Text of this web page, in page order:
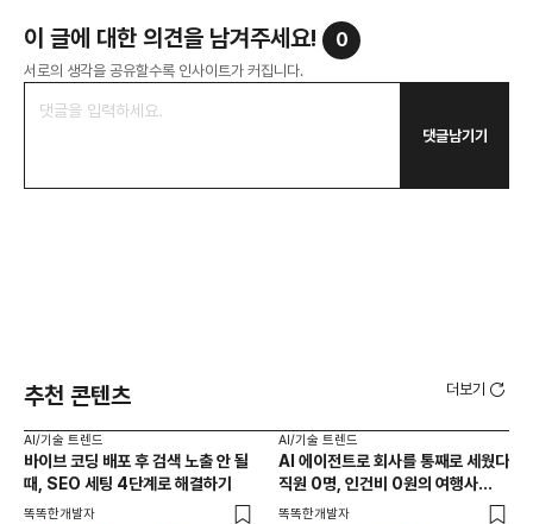
이 글에 대한 의견을 남겨주세요! 0
서로의 생각을 공유할수록 인사이트가 커집니다.
댓글남기기
추천 콘텐츠 더보기
AI/기술 트렌드
바이브 코딩 배포 후 검색 노출 안 될
때, SEO 세팅 4단계로 해결하기
똑똑한개발자
AI/기술 트렌드
AI 에이전트로 회사를 통째로 세웠다
직원 0명, 인건비 0원의 여행사
제작기
똑똑한개발자